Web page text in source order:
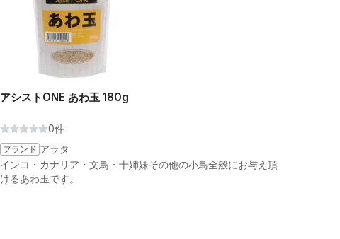
アシストONE あわ玉 180g
0件
ブランド アラタ
インコ・カナリア・文鳥・十姉妹その他の小鳥全般にお与え頂
けるあわ玉です。